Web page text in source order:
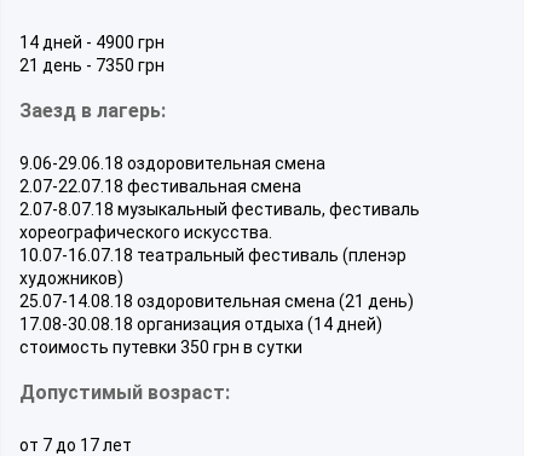
14 дней - 4900 грн
21 день - 7350 грн
Заезд в лагерь:
9.06-29.06.18 оздоровительная смена
2.07-22.07.18 фестивальная смена
2.07-8.07.18 музыкальный фестиваль, фестиваль
хореографического искусства.
10.07-16.07.18 театральный фестиваль (пленэр
художников)
25.07-14.08.18 оздоровительная смена (21 день)
17.08-30.08.18 организация отдыха (14 дней)
стоимость путевки 350 грн в сутки
Допустимый возраст:
от 7 до 17 лет